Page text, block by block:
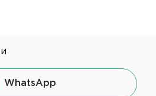
WhatsApp